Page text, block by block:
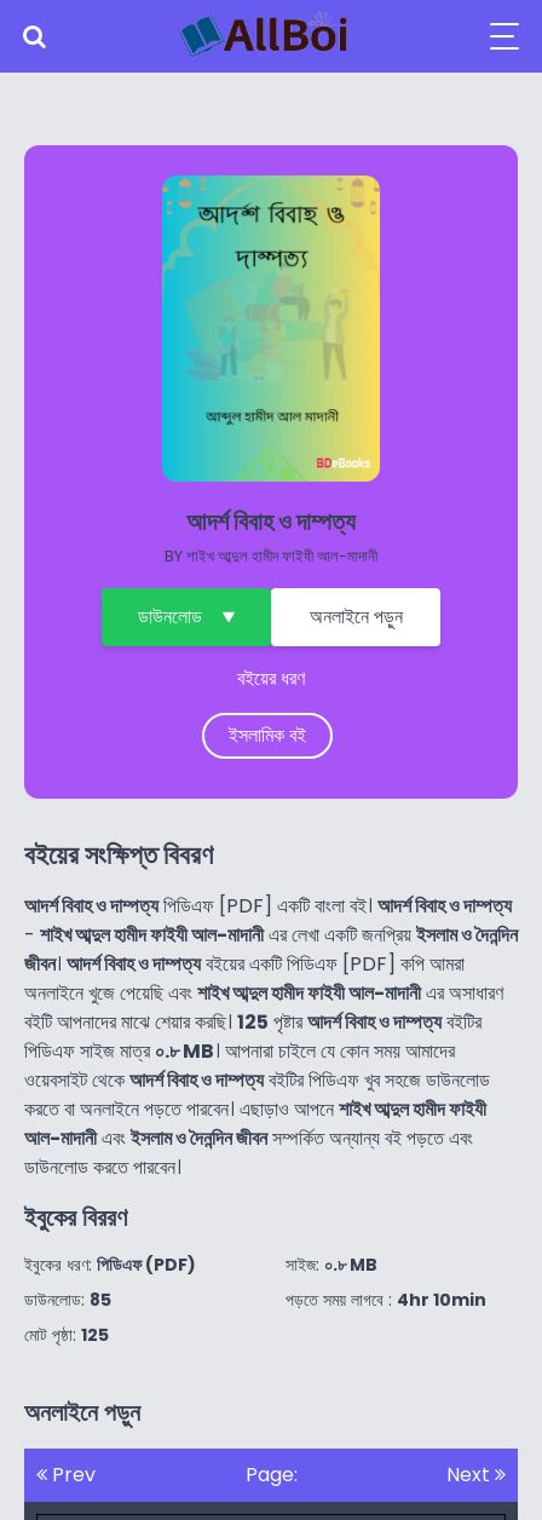
আদর্শ বিবাহ ও দাম্পত্য
BYশাইখ আব্দুল হামীদ ফাইযী আল-মাদানী
ডাউনলোড অনলাইনে পড়ুন
বইয়ের ধরণ
ইসলামিক বই
বইয়ের সংক্ষিপ্ত বিবরণ
আদর্শ বিবাহ ও দাম্পত্যপিডিএফ [PDF] একটি বাংলা বই। আদর্শ বিবাহ ও দাম্পত্য
- শাইখ আব্দুল হামীদ ফাইযী আল-মাদানীএর লেখা একটি জনপ্রিয়ইসলাম ও দৈনন্দিন
জীবন। আদর্শ বিবাহ ও দাম্পত্যবইয়ের একটি পিডিএফ [PDF] কপি আমরা
অনলাইনে খুজে পেয়েছি এবংশাইখ আব্দুল হামীদ ফাইযী আল-মাদানীএর অসাধারণ
বইটি আপনাদের মাঝে শেয়ার করছি। 125 পৃষ্টারআদর্শ বিবাহ ও দাম্পত্যবইটির
পিডিএফ সাইজ মাত্র০.৮ MB। আপনারা চাইলে যে কোন সময় আমাদের
ওয়েবসাইট থেকেআদর্শ বিবাহ ও দাম্পত্যবইটির পিডিএফ খুব সহজে ডাউনলোড
করতে বা অনলাইনে পড়তে পারবেন। এছাড়াও আপনেশাইখ আব্দুল হামীদ ফাইযী
আল-মাদানীএবংইসলাম ও দৈনন্দিন জীবনসম্পর্কিত অন্যান্য বই পড়তে এবং
ডাউনলোড করতে পারবেন।
ইবুকের বিররণ
ইবুকের ধরণ: পিডিএফ (PDF)
ডাউনলোড: 85
মোট পৃষ্ঠা: 125
সাইজ: ০.৮ MB
পড়তে সময় লাগবে : 4hr 10min
অনলাইনে পড়ুন
Prev Page: Next